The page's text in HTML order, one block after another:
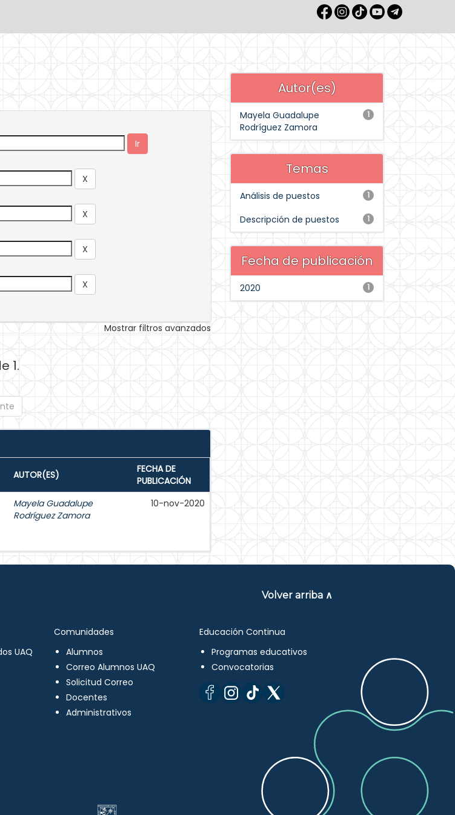
Mostrar filtros avanzados
1.
AUTOR(ES)
FECHA DE
PUBLICACIÓN
Mayela Guadalupe
Rodríguez Zamora
10-nov-2020
Autor(es)
1
Mayela Guadalupe
Rodríguez Zamora
Temas
1
Análisis de puestos
1
Descripción de puestos
Fecha de publicación
1
2020
Volver arriba ∧
UAQ
Comunidades
Alumnos
Correo Alumnos UAQ
Solicitud Correo
Docentes
Administrativos
Educación Continua
Programas educativos
Convocatorias